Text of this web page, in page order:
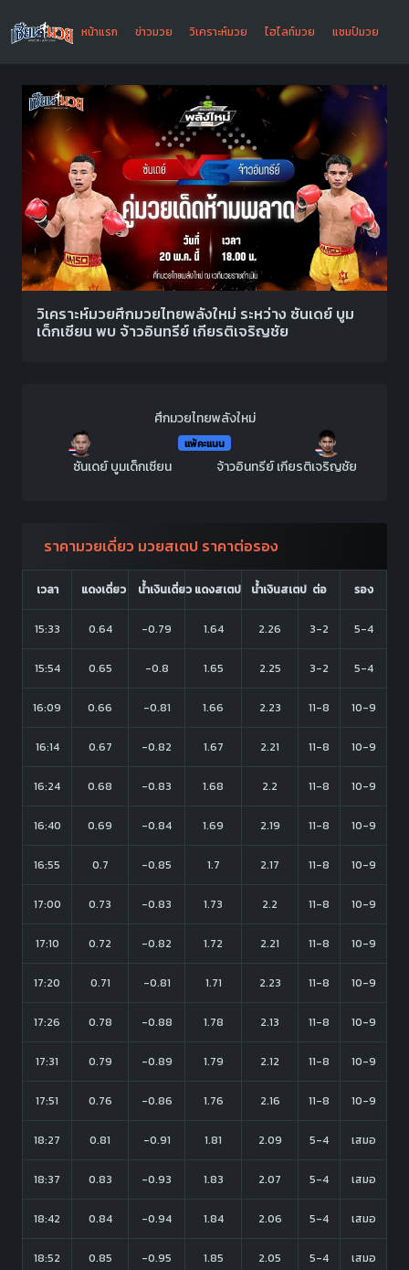
หน้าแรก ข่าวมวย วิเคราะห์มวย ไฮไลท์มวย แชมป์มวย
วิเคราะห์มวยศึกมวยไทยพลังใหม่ ระหว่าง ซันเดย์ บูม
เด็กเซียน พบ จ้าวอินทรีย์ เกียรติเจริญชัย
ศึกมวยไทยพลังใหม่
แพ้คะแนน
ซันเดย์ บูมเด็กเซียน จ้าวอินทรีย์ เกียรติเจริญชัย
ราคามวยเดี่ยว มวยสเตป ราคาต่อรอง
เวลา แดงเดี่ยว น้ำเงินเดี่ยว แดงสเตป น้ำเงินสเตป ต่อ รอง
15:33 0.64 -0.79 1.64 2.26 3-2 5-4
15:54 0.65 -0.8 1.65 2.25 3-2 5-4
16:09 0.66 -0.81 1.66 2.23 11-8 10-9
16:14 0.67 -0.82 1.67 2.21 11-8 10-9
16:24 0.68 -0.83 1.68 2.2 11-8 10-9
16:40 0.69 -0.84 1.69 2.19 11-8 10-9
16:55 0.7 -0.85 1.7 2.17 11-8 10-9
17:00 0.73 -0.83 1.73 2.2 11-8 10-9
17:10 0.72 -0.82 1.72 2.21 11-8 10-9
17:20 0.71 -0.81 1.71 2.23 11-8 10-9
17:26 0.78 -0.88 1.78 2.13 11-8 10-9
17:31 0.79 -0.89 1.79 2.12 11-8 10-9
17:51 0.76 -0.86 1.76 2.16 11-8 10-9
18:27 0.81 -0.91 1.81 2.09 5-4 เสมอ
18:37 0.83 -0.93 1.83 2.07 5-4 เสมอ
18:42 0.84 -0.94 1.84 2.06 5-4 เสมอ
18:52 0.85 -0.95 1.85 2.05 5-4 เสมอ